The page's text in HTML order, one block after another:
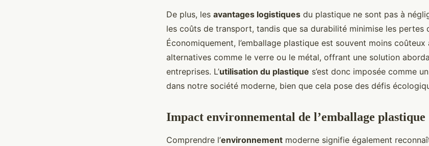
De plus, les avantages logistiques du plastique ne sont pas à
les coûts de transport, tandis que sa durabilité minimise les pertes
Économiquement, l’emballage plastique est souvent moins
alternatives comme le verre ou le métal, offrant une solution
entreprises. L’utilisation du plastique s’est donc imposée comme
dans notre société moderne, bien que cela pose des défis
Impact environnemental de l’emballage plastique
Comprendre l’environnement moderne signifie également